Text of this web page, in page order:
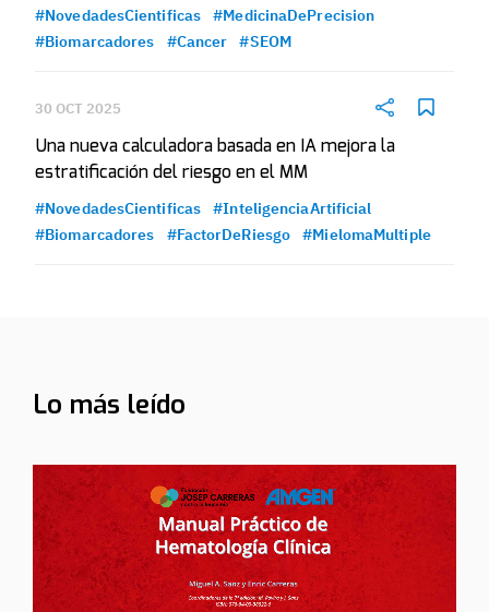
#NovedadesCientificas
#MedicinaDePrecision
#Biomarcadores
#Cancer #SEOM
30 OCT 2025
Una nueva calculadora basada en IA mejora la
estratificación del riesgo en el MM
#NovedadesCientificas
#InteligenciaArtificial
#Biomarcadores
#FactorDeRiesgo #MielomaMultiple
Lo más leído